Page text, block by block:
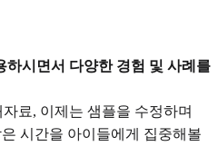
하시면서 다양한 경험 및 사례를
료, 이제는 샘플을 수정하며
시간을 아이들에게 집중해볼